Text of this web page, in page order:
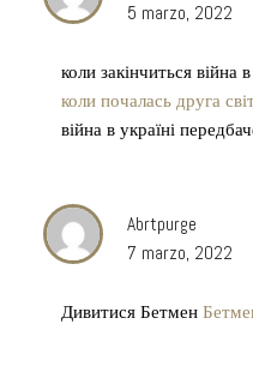
5 marzo, 2022
коли закінчиться війна
коли почалась друга
війна в україні
Abrtpurge
7 marzo, 2022
Дивитися Бетмен